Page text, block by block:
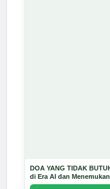
DOA YANG TIDAK
di Era AI dan
Arda Dinata